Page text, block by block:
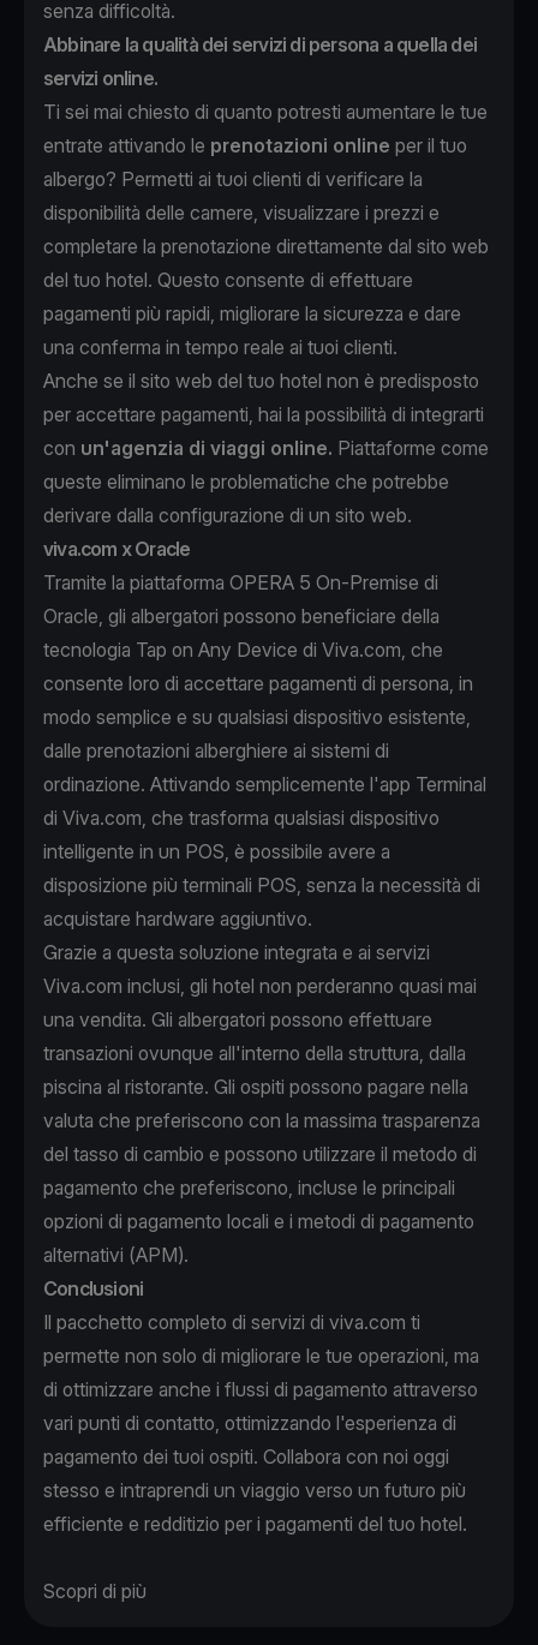
senza difficoltà.
Abbinare la qualità dei servizi di persona a quella dei
servizi online.
Ti sei mai chiesto di quanto potresti aumentare le tue
entrate attivando le prenotazioni online per il tuo
albergo? Permetti ai tuoi clienti di verificare la
disponibilità delle camere, visualizzare i prezzi e
completare la prenotazione direttamente dal sito web
del tuo hotel. Questo consente di effettuare
pagamenti più rapidi, migliorare la sicurezza e dare
una conferma in tempo reale ai tuoi clienti.
Anche se il sito web del tuo hotel non è predisposto
per accettare pagamenti, hai la possibilità di integrarti
con un'agenzia di viaggi online. Piattaforme come
queste eliminano le problematiche che potrebbe
derivare dalla configurazione di un sito web.
viva.com x Oracle
Tramite la piattaforma OPERA 5 On-Premise di
Oracle, gli albergatori possono beneficiare della
tecnologia Tap on Any Device di Viva.com, che
consente loro di accettare pagamenti di persona, in
modo semplice e su qualsiasi dispositivo esistente,
dalle prenotazioni alberghiere ai sistemi di
ordinazione. Attivando semplicemente l'app Terminal
di Viva.com, che trasforma qualsiasi dispositivo
intelligente in un POS, è possibile avere a
disposizione più terminali POS, senza la necessità di
acquistare hardware aggiuntivo.
Grazie a questa soluzione integrata e ai servizi
Viva.com inclusi, gli hotel non perderanno quasi mai
una vendita. Gli albergatori possono effettuare
transazioni ovunque all'interno della struttura, dalla
piscina al ristorante. Gli ospiti possono pagare nella
valuta che preferiscono con la massima trasparenza
del tasso di cambio e possono utilizzare il metodo di
pagamento che preferiscono, incluse le principali
opzioni di pagamento locali e i metodi di pagamento
alternativi (APM).
Conclusioni
Il pacchetto completo di servizi di viva.com ti
permette non solo di migliorare le tue operazioni, ma
di ottimizzare anche i flussi di pagamento attraverso
vari punti di contatto, ottimizzando l'esperienza di
pagamento dei tuoi ospiti. Collabora con noi oggi
stesso e intraprendi un viaggio verso un futuro più
efficiente e redditizio per i pagamenti del tuo hotel.
Scopri di più